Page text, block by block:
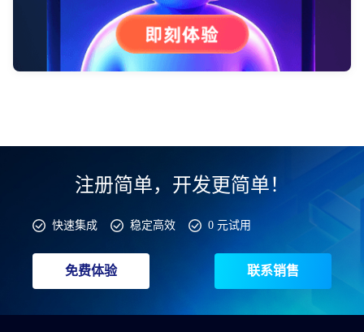
注册简单，开发更简单！
快速集成 稳定高效 0 元试用
免费体验 联系销售